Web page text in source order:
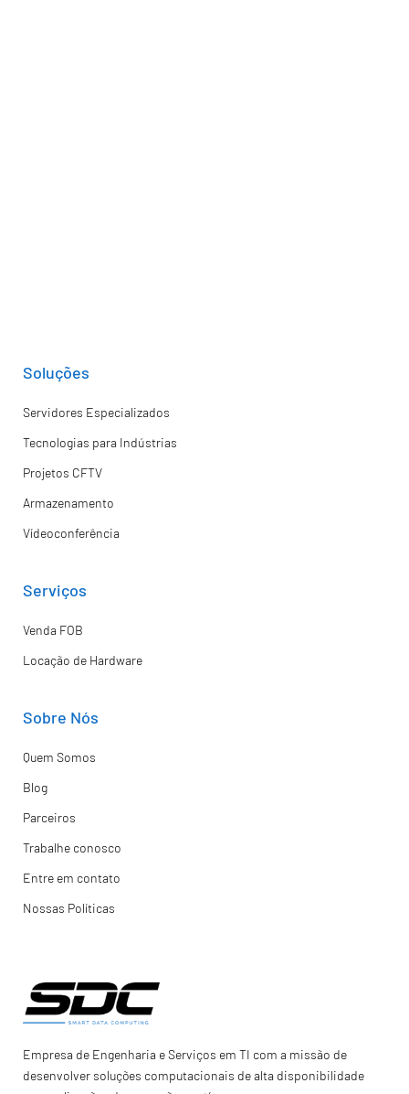
Soluções
Servidores Especializados
Tecnologias para Indústrias
Projetos CFTV
Armazenamento
Vídeoconferência
Serviços
Venda FOB
Locação de Hardware
Sobre Nós
Quem Somos
Blog
Parceiros
Trabalhe conosco
Entre em contato
Nossas Políticas
Empresa de Engenharia e Serviços em TI com a missão de
desenvolver soluções computacionais de alta disponibilidade